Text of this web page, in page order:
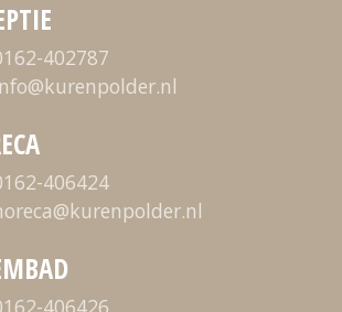
402787
406424